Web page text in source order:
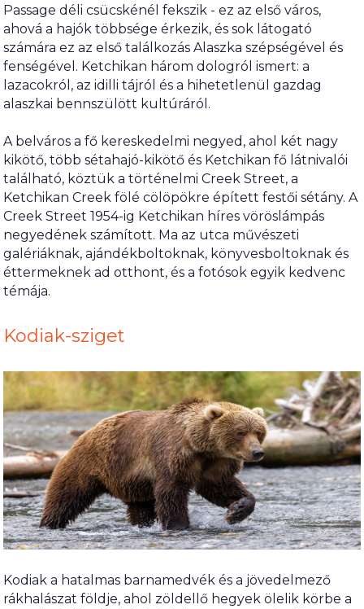
Passage déli csücskénél fekszik - ez az első város,
ahová a hajók többsége érkezik, és sok látogató
számára ez az első találkozás Alaszka szépségével és
fenségével. Ketchikan három dologról ismert: a
lazacokról, az idilli tájról és a hihetetlenül gazdag
alaszkai bennszülött kultúráról.
A belváros a fő kereskedelmi negyed, ahol két nagy
kikötő, több sétahajó-kikötő és Ketchikan fő látnivalói
található, köztük a történelmi Creek Street, a
Ketchikan Creek fölé cölöpökre épített festői sétány. A
Creek Street 1954-ig Ketchikan híres vöröslámpás
negyedének számított. Ma az utca művészeti
galériáknak, ajándékboltoknak, könyvesboltoknak és
éttermeknek ad otthont, és a fotósok egyik kedvenc
témája.
Kodiak-sziget
Kodiak a hatalmas barnamedvék és a jövedelmező
rákhalászat földje, ahol zöldellő hegyek ölelik körbe a